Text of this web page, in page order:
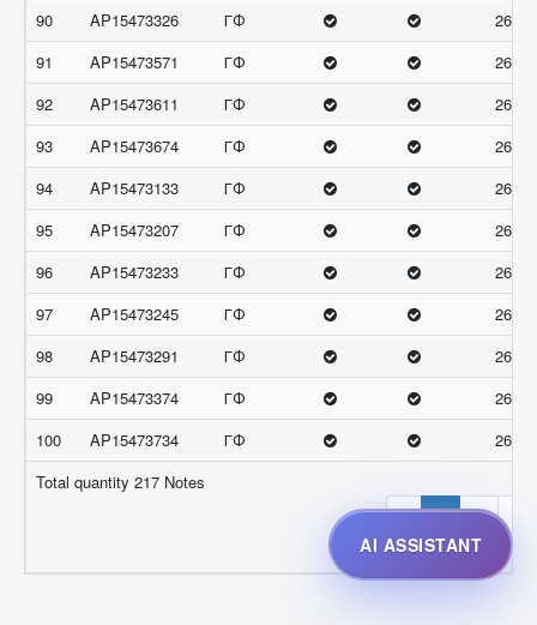
90
AP15473326 ГФ
26.33
91
AP15473571 ГФ
26.33
92
AP15473611 ГФ
26.33
93
AP15473674 ГФ
26.33
94
AP15473133 ГФ
26
95
AP15473207 ГФ
26
96
AP15473233 ГФ
26
97
AP15473245 ГФ
26
98
AP15473291 ГФ
26
99
AP15473374 ГФ
26
100
AP15473734 ГФ
26
Total quantity 217 Notes
‹
1 2
AI ASSISTANT